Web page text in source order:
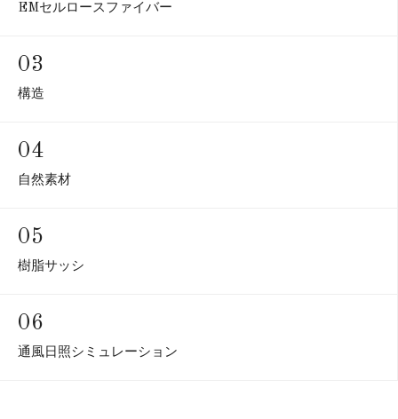
EMセルロースファイバー
03
構造
04
自然素材
05
樹脂サッシ
06
通風日照シミュレーション